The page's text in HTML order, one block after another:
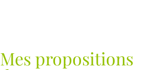
Mes propositions